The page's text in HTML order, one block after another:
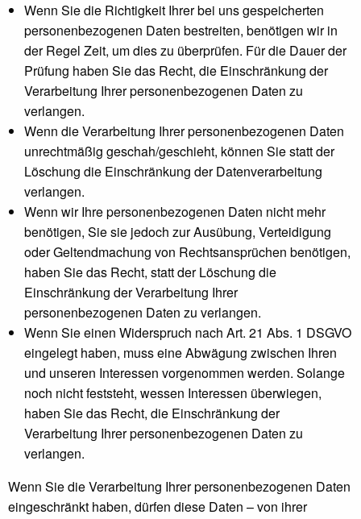
Wenn Sie die Richtigkeit Ihrer bei uns gespeicherten
personenbezogenen Daten bestreiten, benötigen wir in
der Regel Zeit, um dies zu überprüfen. Für die Dauer der
Prüfung haben Sie das Recht, die Einschränkung der
Verarbeitung Ihrer personenbezogenen Daten zu
verlangen.
Wenn die Verarbeitung Ihrer personenbezogenen Daten
unrechtmäßig geschah/geschieht, können Sie statt der
Löschung die Einschränkung der Datenverarbeitung
verlangen.
Wenn wir Ihre personenbezogenen Daten nicht mehr
benötigen, Sie sie jedoch zur Ausübung, Verteidigung
oder Geltendmachung von Rechtsansprüchen benötigen,
haben Sie das Recht, statt der Löschung die
Einschränkung der Verarbeitung Ihrer
personenbezogenen Daten zu verlangen.
Wenn Sie einen Widerspruch nach Art. 21 Abs. 1 DSGVO
eingelegt haben, muss eine Abwägung zwischen Ihren
und unseren Interessen vorgenommen werden. Solange
noch nicht feststeht, wessen Interessen überwiegen,
haben Sie das Recht, die Einschränkung der
Verarbeitung Ihrer personenbezogenen Daten zu
verlangen.
Wenn Sie die Verarbeitung Ihrer personenbezogenen Daten
eingeschränkt haben, dürfen diese Daten – von ihrer